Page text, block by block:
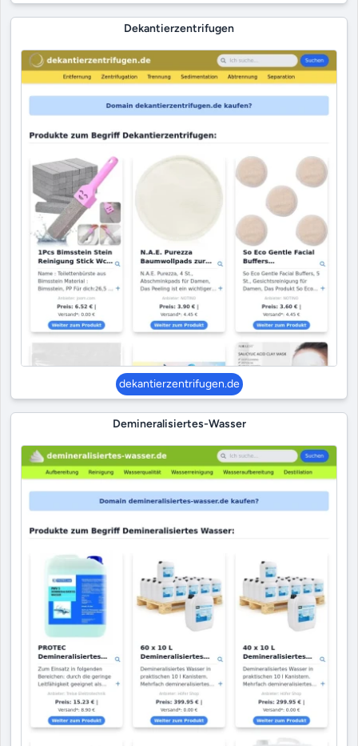
Dekantierzentrifugen
dekantierzentrifugen.de
Demineralisiertes-Wasser